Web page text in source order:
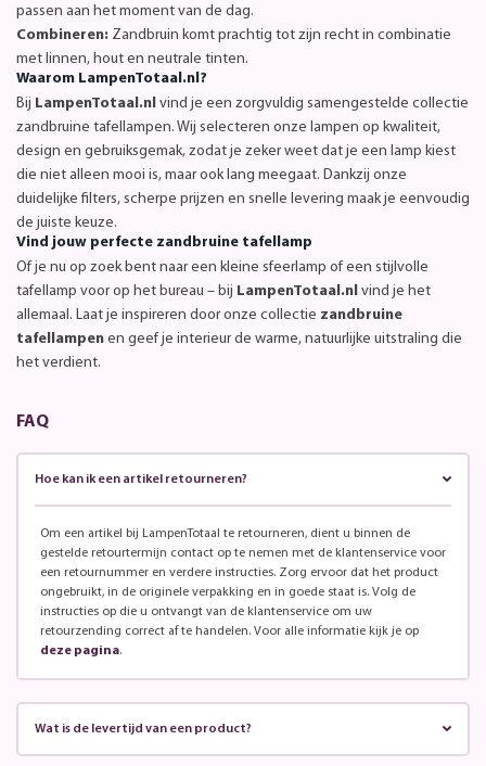
passen aan het moment van de dag.
Combineren: Zandbruin komt prachtig tot zijn recht in combinatie
met linnen, hout en neutrale tinten.
Waarom LampenTotaal.nl?
Bij LampenTotaal.nl vind je een zorgvuldig samengestelde collectie
zandbruine tafellampen. Wij selecteren onze lampen op kwaliteit,
design en gebruiksgemak, zodat je zeker weet dat je een lamp kiest
die niet alleen mooi is, maar ook lang meegaat. Dankzij onze
duidelijke filters, scherpe prijzen en snelle levering maak je eenvoudig
de juiste keuze.
Vind jouw perfecte zandbruine tafellamp
Of je nu op zoek bent naar een kleine sfeerlamp of een stijlvolle
tafellamp voor op het bureau – bij LampenTotaal.nl vind je het
allemaal. Laat je inspireren door onze collectie zandbruine
tafellampen en geef je interieur de warme, natuurlijke uitstraling die
het verdient.
FAQ
Hoe kan ik een artikel retourneren?
Om een artikel bij LampenTotaal te retourneren, dient u binnen de
gestelde retourtermijn contact op te nemen met de klantenservice voor
een retournummer en verdere instructies. Zorg ervoor dat het product
ongebruikt, in de originele verpakking en in goede staat is. Volg de
instructies op die u ontvangt van de klantenservice om uw
retourzending correct af te handelen. Voor alle informatie kijk je op
deze pagina.
Wat is de levertijd van een product?